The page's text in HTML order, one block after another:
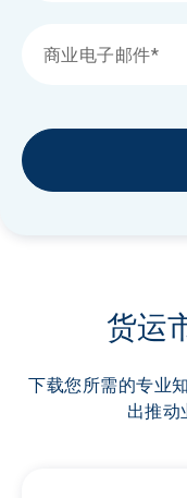
货运
下载您所需的专业
出推动